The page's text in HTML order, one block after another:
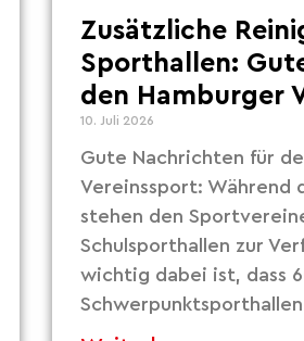
Zusätzliche
Sporthallen:
den Hamburger
10. Juli 2026
Gute Nachrichten für
Vereinssport: Während
stehen den
Schulsporthallen zur
wichtig dabei ist, dass